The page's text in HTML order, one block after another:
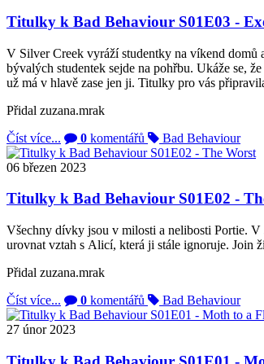
Titulky k Bad Behaviour S01E03 -
V Silver Creek vyráží studentky na víkend domů
bývalých studentek sejde na pohřbu. Ukáže se,
už má v hlavě zase jen ji. Titulky pro vás
Přidal zuzana.mrak
Číst více...
0 komentářů Bad Behaviour
06 březen 2023
Titulky k Bad Behaviour S01E02 -
Všechny dívky jsou v milosti a nelibosti Portie. V
urovnat vztah s Alicí, která ji stále ignoruje. Join
Přidal zuzana.mrak
Číst více...
0 komentářů Bad Behaviour
27 únor 2023